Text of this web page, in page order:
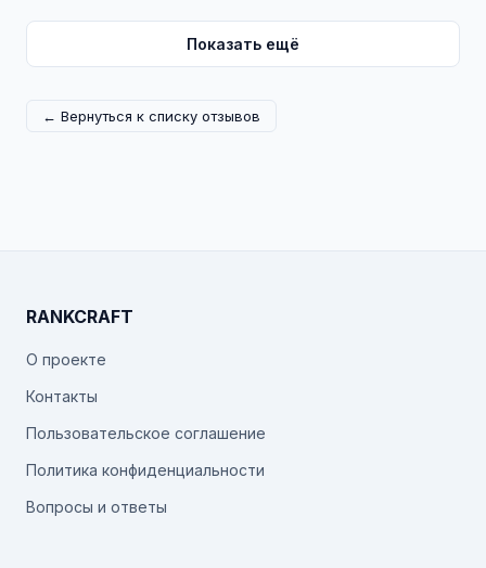
Показать ещё
← Вернуться к списку отзывов
RANKCRAFT
О проекте
Контакты
Пользовательское соглашение
Политика конфиденциальности
Вопросы и ответы